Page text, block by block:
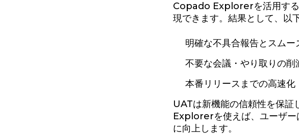
Copado Explorerを活用する
現できます。結果として、以
明確な不具合報告とスムー
不要な会議・やり取りの削
本番リリースまでの高速化
UATは新機能の信頼性を保
Explorerを使えば、ユーザー
に向上します。